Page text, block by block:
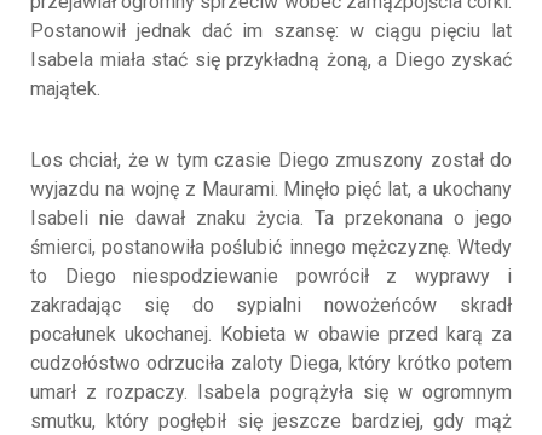
Postanowił jednak dać im szansę: w ciągu pięciu lat
Isabela miała stać się przykładną żoną, a Diego zyskać
majątek.
Los chciał, że w tym czasie Diego zmuszony został do
wyjazdu na wojnę z Maurami. Minęło pięć lat, a ukochany
Isabeli nie dawał znaku życia. Ta przekonana o jego
śmierci, postanowiła poślubić innego mężczyznę. Wtedy
to Diego niespodziewanie powrócił z wyprawy i
zakradając się do sypialni nowożeńców skradł
pocałunek ukochanej. Kobieta w obawie przed karą za
cudzołóstwo odrzuciła zaloty Diega, który krótko potem
umarł z rozpaczy. Isabela pogrążyła się w ogromnym
smutku, który pogłębił się jeszcze bardziej, gdy mąż